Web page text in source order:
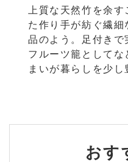
上質な天然竹を余
た作り手が紡ぐ繊
品のよう。足付きで
フルーツ籠として
まいが暮らしを少し
おす